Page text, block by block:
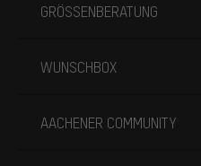
GRÖSSENBERATUNG
WUNSCHBOX
AACHENER COMMUNITY